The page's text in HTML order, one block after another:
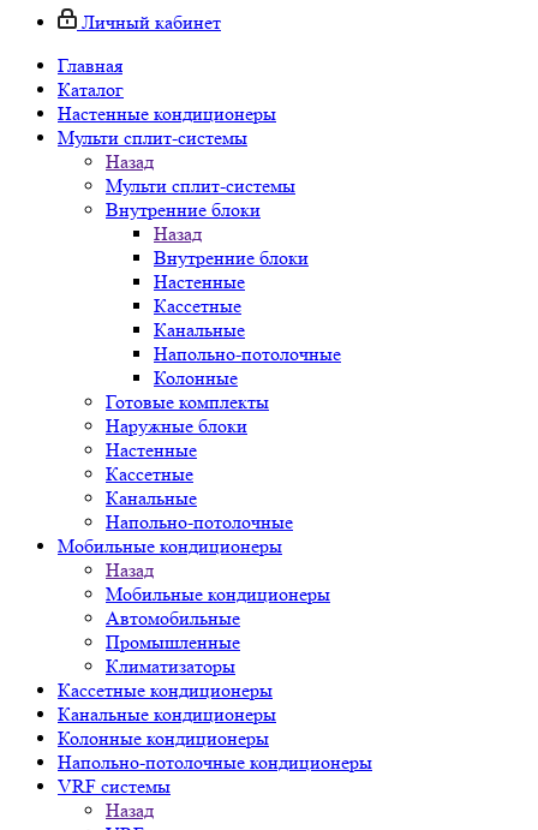
Личный кабинет
Главная
Каталог
Настенные кондиционеры
Мульти сплит-системы
Назад
Мульти сплит-системы
Внутренние блоки
Назад
Внутренние блоки
Настенные
Кассетные
Канальные
Напольно-потолочные
Колонные
Готовые комплекты
Наружные блоки
Настенные
Кассетные
Канальные
Напольно-потолочные
Мобильные кондиционеры
Назад
Мобильные кондиционеры
Автомобильные
Промышленные
Климатизаторы
Кассетные кондиционеры
Канальные кондиционеры
Колонные кондиционеры
Напольно-потолочные кондиционеры
VRF системы
Назад